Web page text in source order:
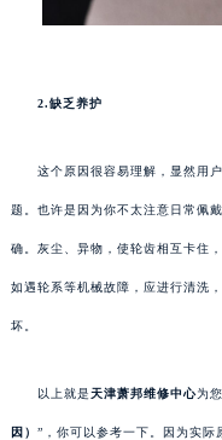
2.缺乏养护
这个原因很容易理解，显然用户
题。也许是因为你不太注意日常佩
确。灰尘、异物，使轮齿相互卡住
如遇轮系等机械故障，应进行清洗
坏。
以上就是天津萧邦维修中心为
因） ”，你可以参考一下。因为实际